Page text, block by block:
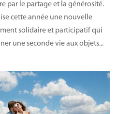
par le partage et la générosité.
cette année une nouvelle
solidaire et participatif qui
une seconde vie aux objets...